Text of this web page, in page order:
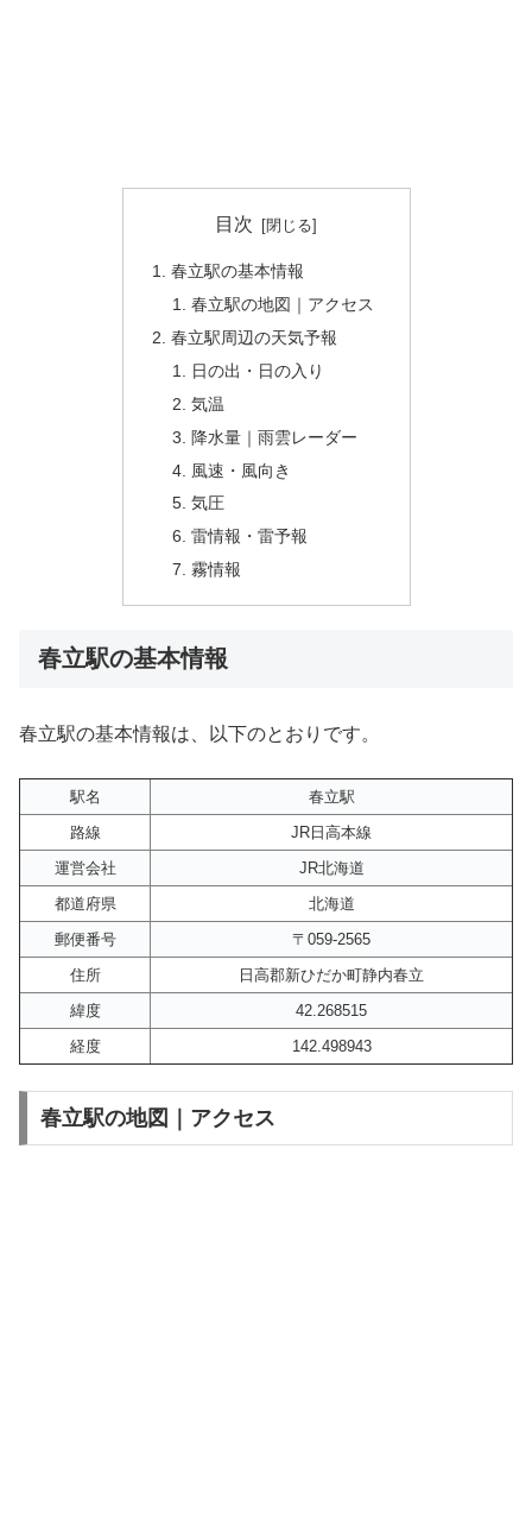
目次
春立駅の基本情報
春立駅の地図｜アクセス
春立駅周辺の天気予報
日の出・日の入り
気温
降水量｜雨雲レーダー
風速・風向き
気圧
雷情報・雷予報
霧情報
春立駅の基本情報
春立駅の基本情報は、以下のとおりです。
駅名
春立駅
路線
JR日高本線
運営会社
JR北海道
都道府県
北海道
郵便番号
〒059-2565
住所
日高郡新ひだか町静内春立
緯度
42.268515
経度
142.498943
春立駅の地図｜アクセス